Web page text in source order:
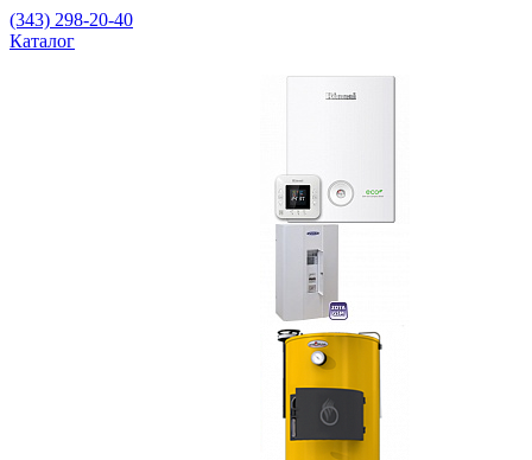
(343) 298-20-40
Каталог